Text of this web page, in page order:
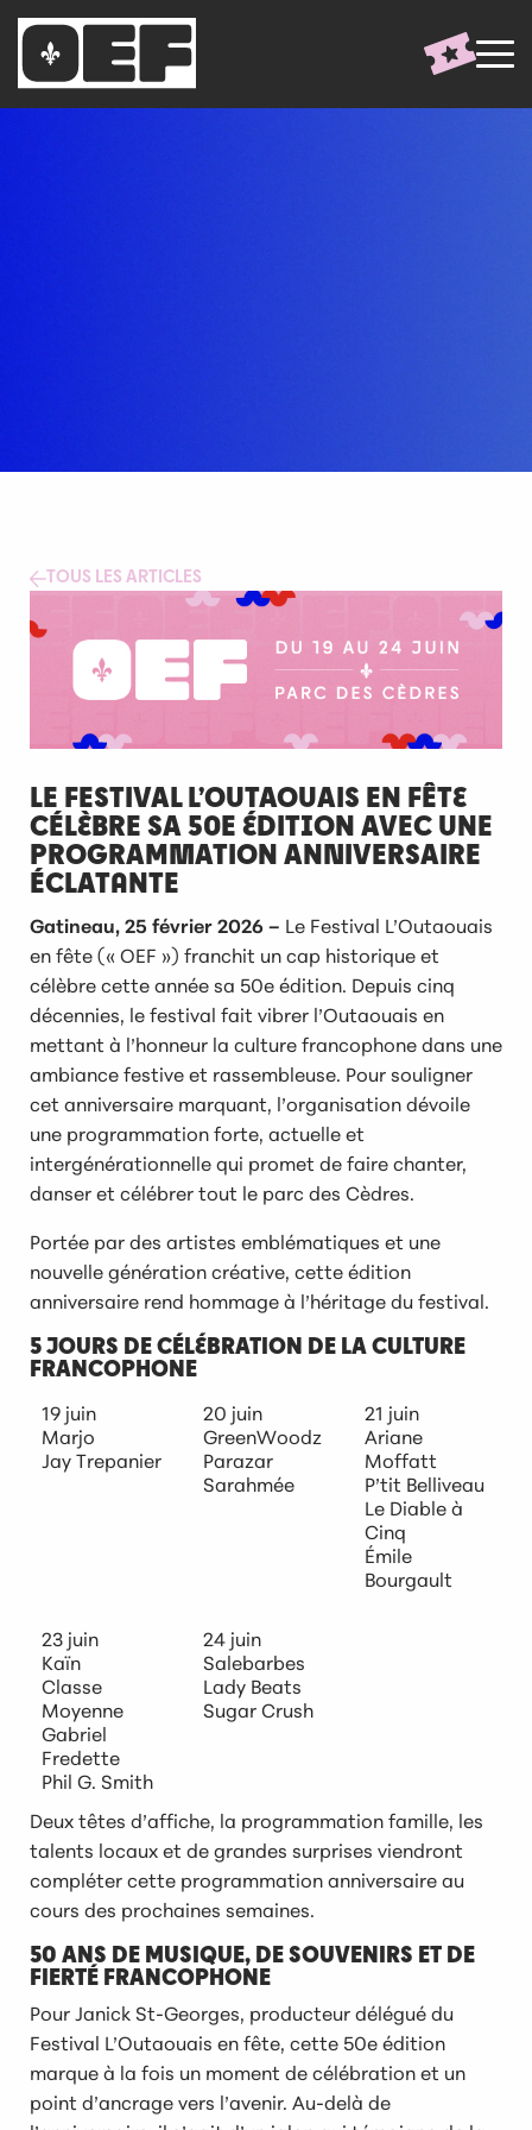
TOUS LES ARTICLES
LE FESTIVAL L’OUTAOUAIS EN FÊTE
CÉLÈBRE SA 50E ÉDITION AVEC UNE
PROGRAMMATION ANNIVERSAIRE
ÉCLATANTE
Gatineau, 25 février 2026 – Le Festival L’Outaouais
en fête (« OEF ») franchit un cap historique et
célèbre cette année sa 50e édition. Depuis cinq
décennies, le festival fait vibrer l’Outaouais en
mettant à l’honneur la culture francophone dans une
ambiance festive et rassembleuse. Pour souligner
cet anniversaire marquant, l’organisation dévoile
une programmation forte, actuelle et
intergénérationnelle qui promet de faire chanter,
danser et célébrer tout le parc des Cèdres.
Portée par des artistes emblématiques et une
nouvelle génération créative, cette édition
anniversaire rend hommage à l’héritage du festival.
5 JOURS DE CÉLÉBRATION DE LA CULTURE
FRANCOPHONE
19 juin
Marjo
Jay Trepanier
20 juin
GreenWoodz
Parazar
Sarahmée
21 juin
Ariane
Moffatt
P’tit Belliveau
Le Diable à
Cinq
Émile
Bourgault
23 juin
Kaïn
Classe
Moyenne
Gabriel
Fredette
Phil G. Smith
24 juin
Salebarbes
Lady Beats
Sugar Crush
Deux têtes d’affiche, la programmation famille, les
talents locaux et de grandes surprises viendront
compléter cette programmation anniversaire au
cours des prochaines semaines.
50 ANS DE MUSIQUE, DE SOUVENIRS ET DE
FIERTÉ FRANCOPHONE
Pour Janick St-Georges, producteur délégué du
Festival L’Outaouais en fête, cette 50e édition
marque à la fois un moment de célébration et un
point d’ancrage vers l’avenir. Au-delà de